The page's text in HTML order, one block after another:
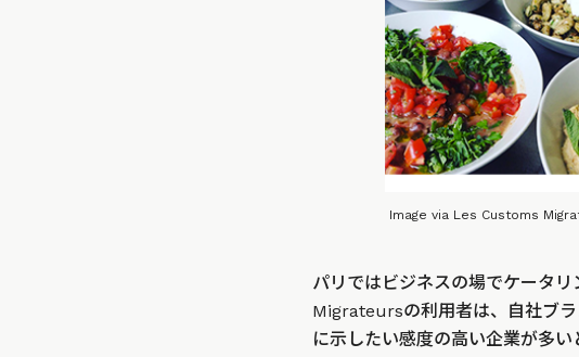
Image via Les Customs
パリではビジネスの場でケータ
Migrateursの利用者は、自社ブ
に示したい感度の高い企業が多